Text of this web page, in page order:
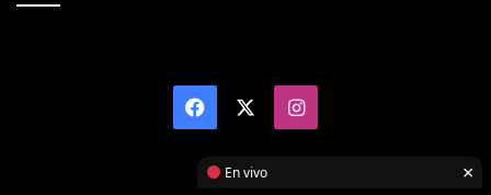
Facebook Instagram
En vivo ×